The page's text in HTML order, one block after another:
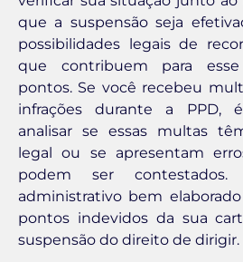
que a suspensão seja
possibilidades legais de
que contribuem para
pontos. Se você recebeu
infrações durante a PPD,
analisar se essas multas
legal ou se apresentam
podem ser
administrativo bem
pontos indevidos da sua
suspensão do direito de dirigir.